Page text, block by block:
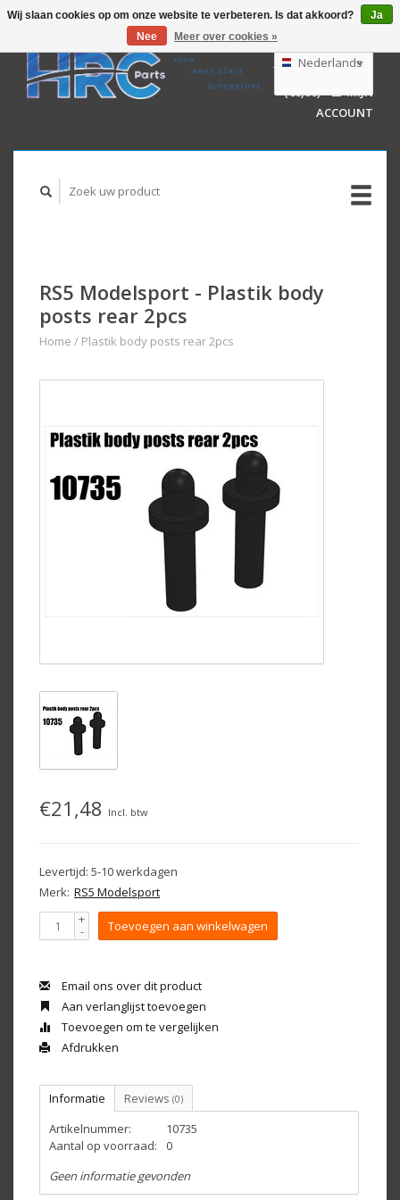
GBP
AUD
Nederlands
Deutsch
English
WINKELWAGEN
(€0,00)
MIJN
ACCOUNT
RS5 Modelsport - Plastik body
posts rear 2pcs
Home / Plastik body posts rear 2pcs
€21,48 Incl. btw
Levertijd: 5-10 werkdagen
Merk: RS5 Modelsport
+
- Toevoegen aan winkelwagen
Email ons over dit product
Aan verlanglijst toevoegen
Toevoegen om te vergelijken
Afdrukken
Informatie Reviews (0)
Artikelnummer:
10735
Aantal op voorraad:
0
Geen informatie gevonden
Wij slaan cookies op om onze website te verbeteren. Is dat akkoord?
Ja
Nee
Meer over cookies »